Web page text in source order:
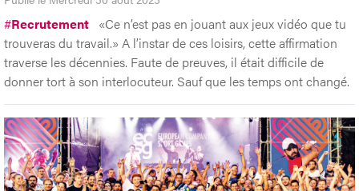
#Recrutement «Ce n’est pas en jouant aux jeux vidéo que tu
trouveras du travail.» A l’instar de ces loisirs, cette affirmation
traverse les décennies. Faute de preuves, il était difficile de
donner tort à son interlocuteur. Sauf que les temps ont changé.